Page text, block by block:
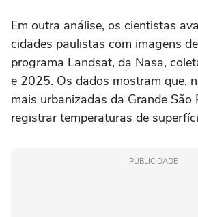
Em outra análise, os cientistas
cidades paulistas com imagens
programa Landsat, da Nasa,
e 2025. Os dados mostram que,
mais urbanizadas da Grande São
registrar temperaturas de
PUBLICIDADE